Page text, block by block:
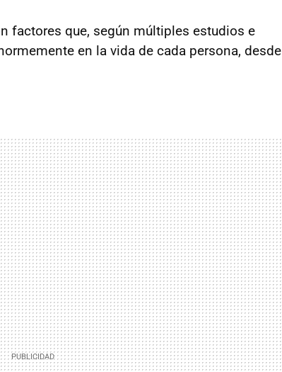
factores que, según múltiples estudios e
en la vida de cada persona, desde